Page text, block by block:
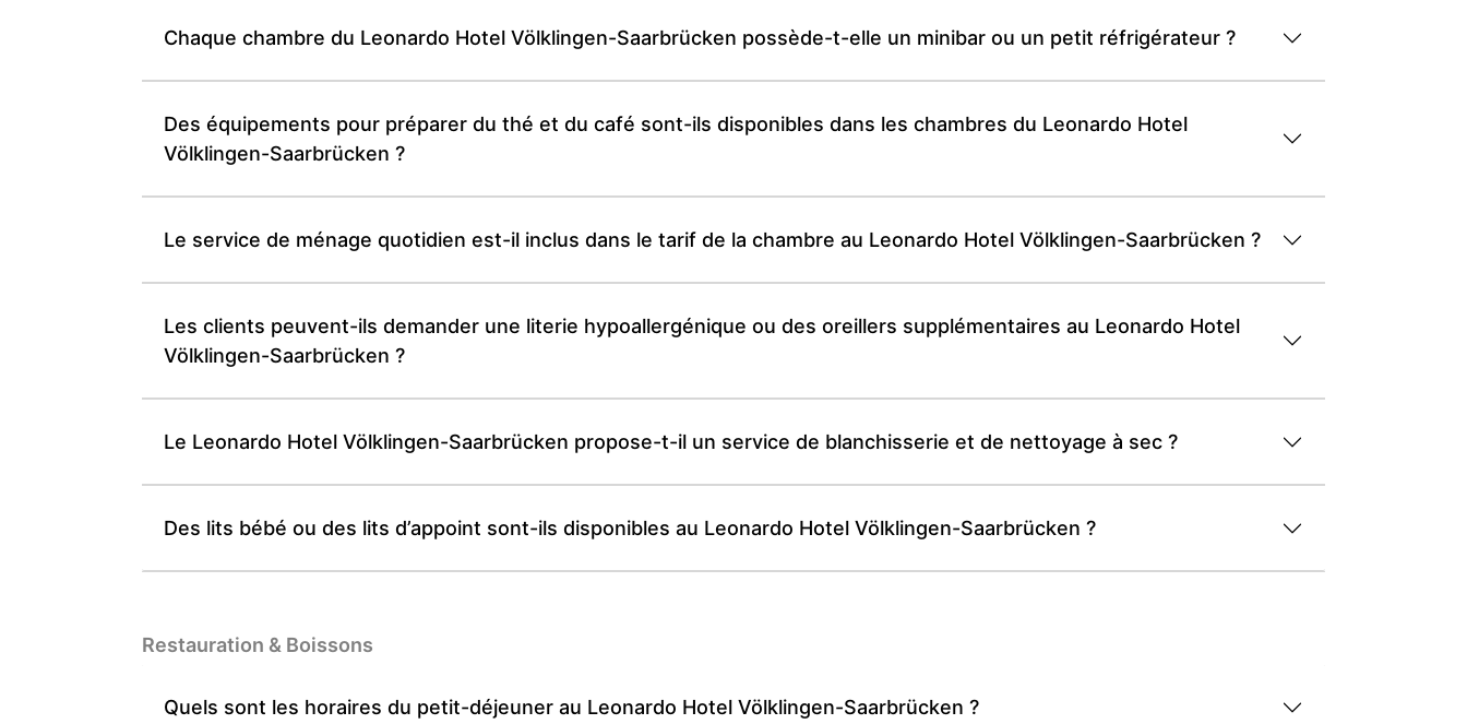
Chaque chambre du Leonardo Hotel Völklingen-Saarbrücken possède-t-elle un minibar ou un petit réfrigérateur ?
Des équipements pour préparer du thé et du café sont-ils disponibles dans les chambres du Leonardo Hotel
Völklingen-Saarbrücken ?
Le service de ménage quotidien est-il inclus dans le tarif de la chambre au Leonardo Hotel Völklingen-Saarbrücken ?
Les clients peuvent-ils demander une literie hypoallergénique ou des oreillers supplémentaires au Leonardo Hotel
Völklingen-Saarbrücken ?
Le Leonardo Hotel Völklingen-Saarbrücken propose-t-il un service de blanchisserie et de nettoyage à sec ?
Des lits bébé ou des lits d’appoint sont-ils disponibles au Leonardo Hotel Völklingen-Saarbrücken ?
Restauration & Boissons
Quels sont les horaires du petit-déjeuner au Leonardo Hotel Völklingen-Saarbrücken ?